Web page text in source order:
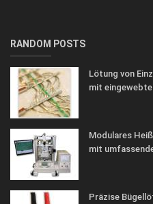
RANDOM POSTS
Lötung von
mit
Modulares
mit
Präzise